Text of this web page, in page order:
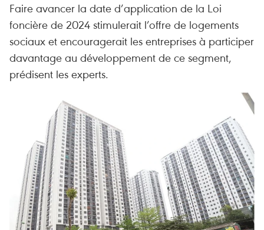
Faire avancer la date d’application de la Loi
foncière de 2024 stimulerait l’offre de logements
sociaux et encouragerait les entreprises à participer
davantage au développement de ce segment,
prédisent les experts.